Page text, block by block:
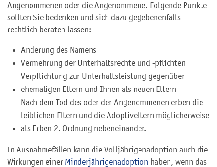
Angenommenen oder die Angenommene. Folgende Punkte
sollten Sie bedenken und sich dazu gegebenenfalls
rechtlich beraten lassen:
Änderung des Namens
Vermehrung der Unterhaltsrechte und -pflichten
Verpflichtung zur Unterhaltsleistung gegenüber
ehemaligen Eltern und Ihnen als neuen Eltern
Nach dem Tod des oder der Angenommenen erben die
leiblichen Eltern und die Adoptiveltern möglicherweise
als Erben 2. Ordnung nebeneinander.
In Ausnahmefällen kann die Volljährigenadoption auch die
Wirkungen einer Minderjährigenadoption haben, wenn das